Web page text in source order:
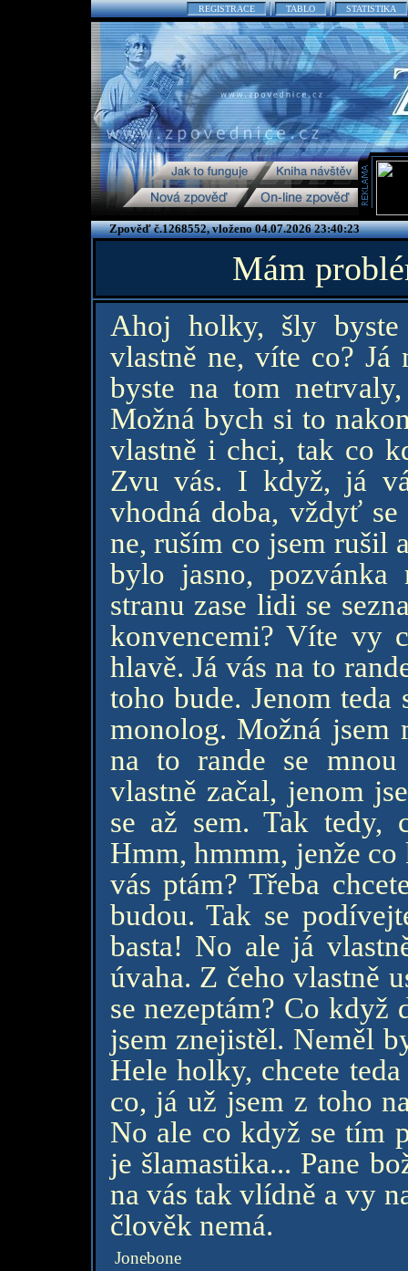
REGISTRACE TABLO STATISTIKA
Zpověď č.1268552, vloženo 04.07.2026 23:40:23
Mám
Ahoj holky, šly byste
vlastně ne, víte co? Já
byste na tom
Možná bych si to
vlastně i chci, tak co
Zvu vás. I když, já
vhodná doba, vždyť se
ne, ruším co jsem rušil
bylo jasno,
stranu zase lidi se
konvencemi? Víte vy
hlavě. Já vás na to
toho bude. Jenom
monolog. Možná jsem
na to rande se
vlastně začal, jenom
se až sem. Tak tedy,
Hmm, hmmm, jenže co
vás ptám? Třeba
budou. Tak se
basta! No ale já
úvaha. Z čeho vlastně
se nezeptám? Co když
jsem znejistěl. Neměl
Hele holky, chcete
co, já už jsem z toho
No ale co když se tím
je šlamastika... Pane
na vás tak vlídně a vy
člověk nemá.
Jonebone